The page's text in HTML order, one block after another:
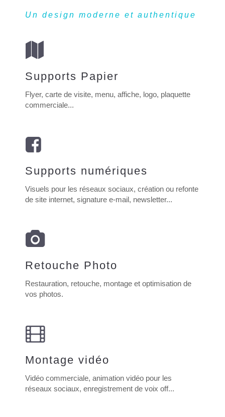
Un design moderne et authentique
Supports Papier
Flyer, carte de visite, menu, affiche, logo, plaquette
commerciale...
Supports numériques
Visuels pour les réseaux sociaux, création ou refonte
de site internet, signature e-mail, newsletter...
Retouche Photo
Restauration, retouche, montage et optimisation de
vos photos.
Montage vidéo
Vidéo commerciale, animation vidéo pour les
réseaux sociaux, enregistrement de voix off...